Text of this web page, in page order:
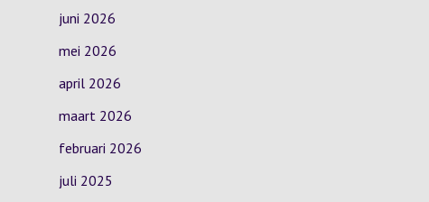
juni 2026
mei 2026
april 2026
maart 2026
februari 2026
juli 2025